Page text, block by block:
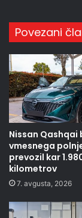
Povezani
Nissan Qashqai
vmesnega
prevozil kar
kilometrov
7. avgusta, 2026